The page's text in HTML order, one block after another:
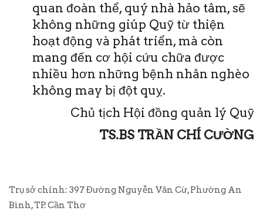
quan đoàn thể, quý nhà hảo tâm, sẽ
không những giúp Quỹ từ thiện
hoạt động và phát triển, mà còn
mang đến cơ hội cứu chữa được
nhiều hơn những bệnh nhân nghèo
không may bị đột quỵ.
Chủ tịch Hội đồng quản lý Quỹ
TS.BS TRẦN CHÍ CƯỜNG
Trụ sở chính: 397 Đường Nguyễn Văn Cừ, Phường An
Bình, TP. Cần Thơ